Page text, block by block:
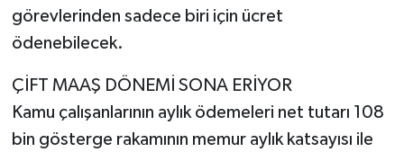
görevlerinden sadece biri için ücret
ödenebilecek.
ÇİFT MAAŞ DÖNEMİ SONA ERİYOR
Kamu çalışanlarının aylık ödemeleri net tutarı 108
bin gösterge rakamının memur aylık katsayısı ile